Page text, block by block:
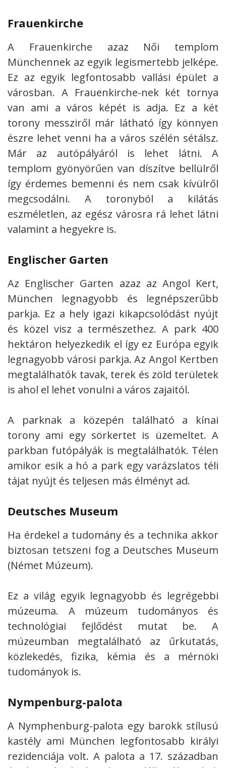
Frauenkirche
A Frauenkirche azaz Női templom
Münchennek az egyik legismertebb jelképe.
Ez az egyik legfontosabb vallási épület a
városban. A Frauenkirche-nek két tornya
van ami a város képét is adja. Ez a két
torony messziről már látható így könnyen
észre lehet venni ha a város szélén sétálsz.
Már az autópályáról is lehet látni. A
templom gyönyörűen van díszítve bellülről
így érdemes bemenni és nem csak kívülről
megcsodálni. A toronyból a kilátás
eszméletlen, az egész városra rá lehet látni
valamint a hegyekre is.
Englischer Garten
Az Englischer Garten azaz az Angol Kert,
München legnagyobb és legnépszerűbb
parkja. Ez a hely igazi kikapcsolódást nyújt
és közel visz a természethez. A park 400
hektáron helyezkedik el így ez Európa egyik
legnagyobb városi parkja. Az Angol Kertben
megtalálhatók tavak, terek és zöld területek
is ahol el lehet vonulni a város zajaitól.
A parknak a közepén található a kínai
torony ami egy sörkertet is üzemeltet. A
parkban futópályák is megtalálhatók. Télen
amikor esik a hó a park egy varázslatos téli
tájat nyújt és teljesen más élményt ad.
Deutsches Museum
Ha érdekel a tudomány és a technika akkor
biztosan tetszeni fog a Deutsches Museum
(Német Múzeum).
Ez a világ egyik legnagyobb és legrégebbi
múzeuma. A múzeum tudományos és
technológiai fejlődést mutat be. A
múzeumban megtalálható az űrkutatás,
közlekedés, fizika, kémia és a mérnöki
tudományok is.
Nympenburg-palota
A Nymphenburg-palota egy barokk stílusú
kastély ami München legfontosabb királyi
rezidenciája volt. A palota a 17. században